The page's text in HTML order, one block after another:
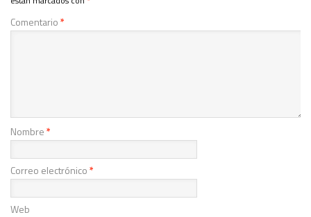
Comentario*
Nombre*
Correo electrónico*
Web